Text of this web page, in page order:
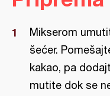
Mikserom
šećer.
kakao, pa
mutite dok se